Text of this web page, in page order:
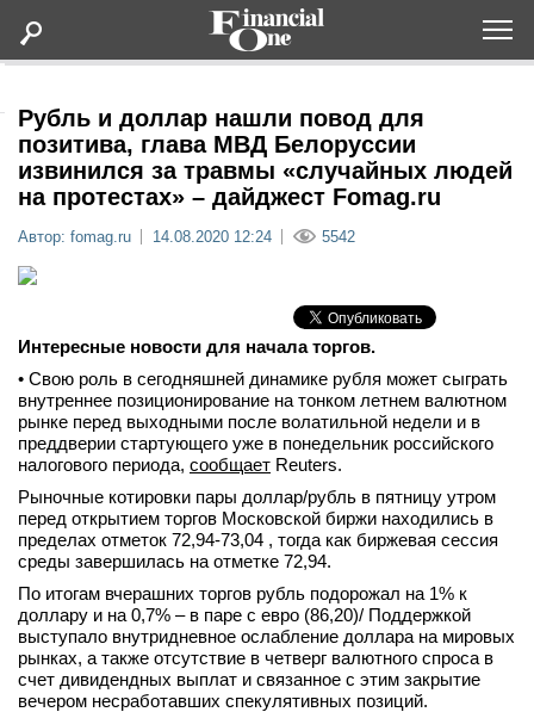
Статьи
Дайджесты
Мероприятия
Новости
вконтакте
телеграм
Стать автором
Вход
Рубль и доллар нашли повод для
позитива, глава МВД Белоруссии
извинился за травмы «случайных людей
на протестах» – дайджест Fomag.ru
Автор: fomag.ru 14.08.2020 12:24 5542
Интересные новости для начала торгов.
• Свою роль в сегодняшней динамике рубля может сыграть
внутреннее позиционирование на тонком летнем валютном
рынке перед выходными после волатильной недели и в
преддверии стартующего уже в понедельник российского
налогового периода, сообщает Reuters.
Рыночные котировки пары доллар/рубль в пятницу утром
перед открытием торгов Московской биржи находились в
пределах отметок 72,94-73,04 , тогда как биржевая сессия
среды завершилась на отметке 72,94.
По итогам вчерашних торгов рубль подорожал на 1% к
доллару и на 0,7% – в паре с евро (86,20)/ Поддержкой
выступало внутридневное ослабление доллара на мировых
рынках, а также отсутствие в четверг валютного спроса в
счет дивидендных выплат и связанное с этим закрытие
вечером несработавших спекулятивных позиций.